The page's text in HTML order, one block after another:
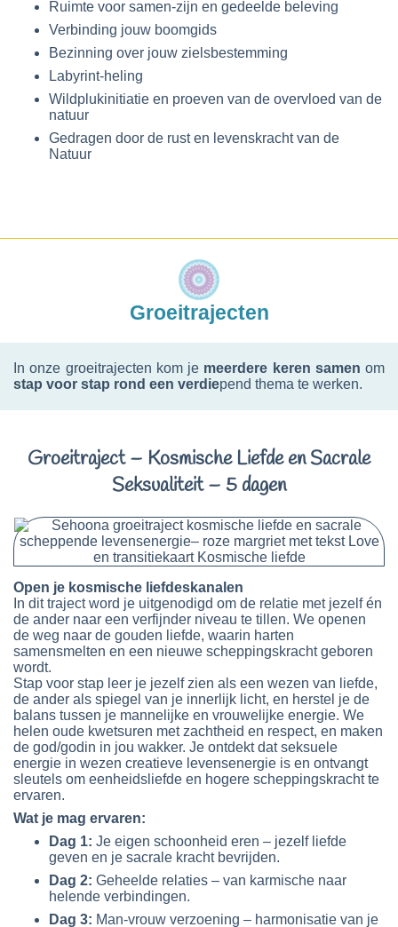
Ruimte voor samen-zijn en gedeelde beleving
Verbinding jouw boomgids
Bezinning over jouw zielsbestemming
Labyrint-heling
Wildplukinitiatie en proeven van de overvloed van de
natuur
Gedragen door de rust en levenskracht van de
Natuur
Groeitrajecten
In onze groeitrajecten kom je meerdere keren samen om
stap voor stap rond een verdiepend thema te werken.
Groeitraject – Kosmische Liefde en Sacrale
Seksualiteit – 5 dagen
Open je kosmische liefdeskanalen
In dit traject word je uitgenodigd om de relatie met jezelf én
de ander naar een verfijnder niveau te tillen. We openen
de weg naar de gouden liefde, waarin harten
samensmelten en een nieuwe scheppingskracht geboren
wordt.
Stap voor stap leer je jezelf zien als een wezen van liefde,
de ander als spiegel van je innerlijk licht, en herstel je de
balans tussen je mannelijke en vrouwelijke energie. We
helen oude kwetsuren met zachtheid en respect, en maken
de god/godin in jou wakker. Je ontdekt dat seksuele
energie in wezen creatieve levensenergie is en ontvangt
sleutels om eenheidsliefde en hogere scheppingskracht te
ervaren.
Wat je mag ervaren:
Dag 1: Je eigen schoonheid eren – jezelf liefde
geven en je sacrale kracht bevrijden.
Dag 2: Geheelde relaties – van karmische naar
helende verbindingen.
Dag 3: Man-vrouw verzoening – harmonisatie van je